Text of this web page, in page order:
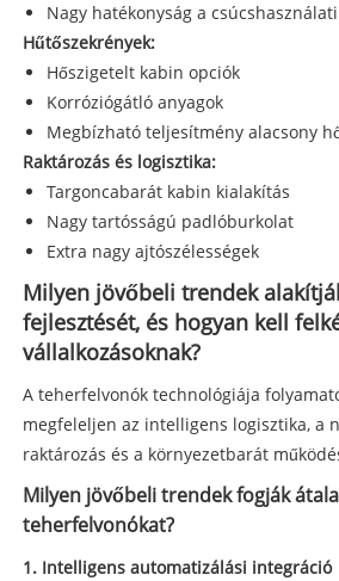
Nagy hatékonyság a
Hűtőszekrények:
Hőszigetelt kabin opciók
Korróziógátló anyagok
Megbízható teljesítmény alacsony
Raktározás és logisztika:
Targoncabarát kabin kialakítás
Nagy tartósságú padlóburkolat
Extra nagy ajtószélességek
Milyen jövőbeli trendek
fejlesztését, és hogyan kell
vállalkozásoknak?
A teherfelvonók technológiája
megfeleljen az intelligens logisztika, a
raktározás és a környezetbarát
Milyen jövőbeli trendek fogják
teherfelvonókat?
1. Intelligens automatizálási integráció